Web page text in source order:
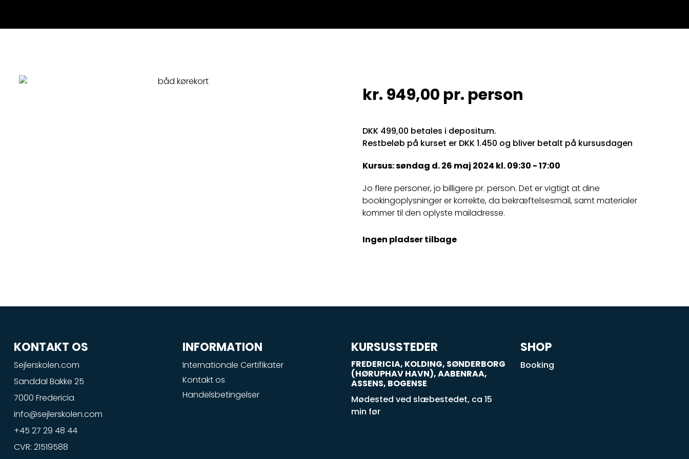
kr. 949,00 pr. person
DKK 499,00 betales i depositum.
Restbeløb på kurset er DKK 1.450 og bliver betalt på kursusdagen
Kursus: søndag d. 26 maj 2024 kl. 09:30 - 17:00
Jo flere personer, jo billigere pr. person. Det er vigtigt at dine
bookingoplysninger er korrekte, da bekræftelsesmail, samt materialer
kommer til den oplyste mailadresse.
Ingen pladser tilbage
KONTAKT OS
Sejlerskolen.com
Sanddal Bakke 25
7000 Fredericia
info@sejlerskolen.com
+45 27 29 48 44
CVR: 21519588
INFORMATION
Internationale Certifikater
Kontakt os
Handelsbetingelser
KURSUSSTEDER
FREDERICIA, KOLDING, SØNDERBORG
(HØRUPHAV HAVN), AABENRAA,
ASSENS, BOGENSE
Mødested ved slæbestedet, ca 15
min før
SHOP
Booking